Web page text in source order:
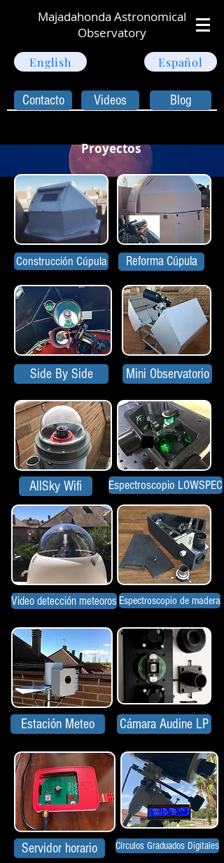
Majadahonda Astronomical
Observatory
English Español
Contacto Videos Blog
Proyectos
Construcción Cúpula Reforma Cúpula
Side By Side Mini Observatorio
AllSky Wifi Espectroscopio LOWSPEC
Video detección meteoros Espectroscopio de madera
Estación Meteo Cámara Audine LP
Servidor horario Círculos Graduados Digitales